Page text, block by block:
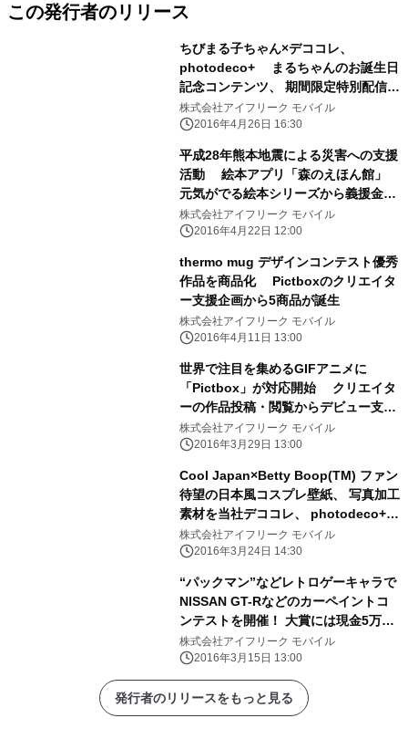
この発行者のリリース
ちびまる子ちゃん×デココレ、
photodeco+ まるちゃんのお誕生日
記念コンテンツ、 期間限定特別配信！
～ゴールデンウィークにも使える スタ
ンプや壁紙、写真加工の限定素材を配
株式会社アイフリーク モバイル
2016年4月26日 16:30
平成28年熊本地震による災害への支援
活動 絵本アプリ「森のえほん館」
元気がでる絵本シリーズから義援金の
寄付を実施
株式会社アイフリーク モバイル
2016年4月22日 12:00
thermo mug デザインコンテスト優秀
作品を商品化 Pictboxのクリエイタ
ー支援企画から5商品が誕生
株式会社アイフリーク モバイル
2016年4月11日 13:00
世界で注目を集めるGIFアニメに
「Pictbox」が対応開始 クリエイタ
ーの作品投稿・閲覧からデビュー支援
まで
株式会社アイフリーク モバイル
2016年3月29日 13:00
Cool Japan×Betty Boop(TM) ファン
待望の日本風コスプレ壁紙、 写真加工
素材を当社デココレ、 photodeco+に
て配信開始！
株式会社アイフリーク モバイル
2016年3月24日 14:30
“パックマン”などレトロゲーキャラで
NISSAN GT-Rなどのカーペイントコ
ンテストを開催！ 大賞には現金5万円
や AFTER FIRE Reアイテムをプレゼ
ント
株式会社アイフリーク モバイル
2016年3月15日 13:00
発行者のリリースをもっと見る